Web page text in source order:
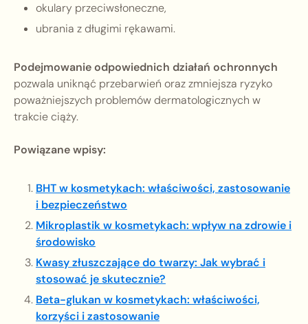
okulary przeciwsłoneczne,
ubrania z długimi rękawami.
Podejmowanie odpowiednich działań ochronnych
pozwala uniknąć przebarwień oraz zmniejsza ryzyko
poważniejszych problemów dermatologicznych w
trakcie ciąży.
Powiązane wpisy:
BHT w kosmetykach: właściwości, zastosowanie
i bezpieczeństwo
Mikroplastik w kosmetykach: wpływ na zdrowie i
środowisko
Kwasy złuszczające do twarzy: Jak wybrać i
stosować je skutecznie?
Beta-glukan w kosmetykach: właściwości,
korzyści i zastosowanie